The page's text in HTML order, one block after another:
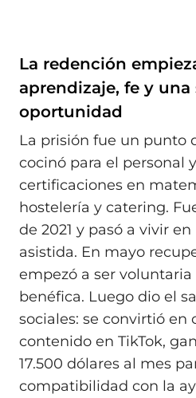
La redención
aprendizaje, fe y una
oportunidad
La prisión fue un punto
cocinó para el personal
certificaciones en
hostelería y catering.
de 2021 y pasó a vivir
asistida. En mayo
empezó a ser
benéfica. Luego dio el
sociales: se convirtió en
contenido en TikTok,
17.500 dólares al mes
compatibilidad con la